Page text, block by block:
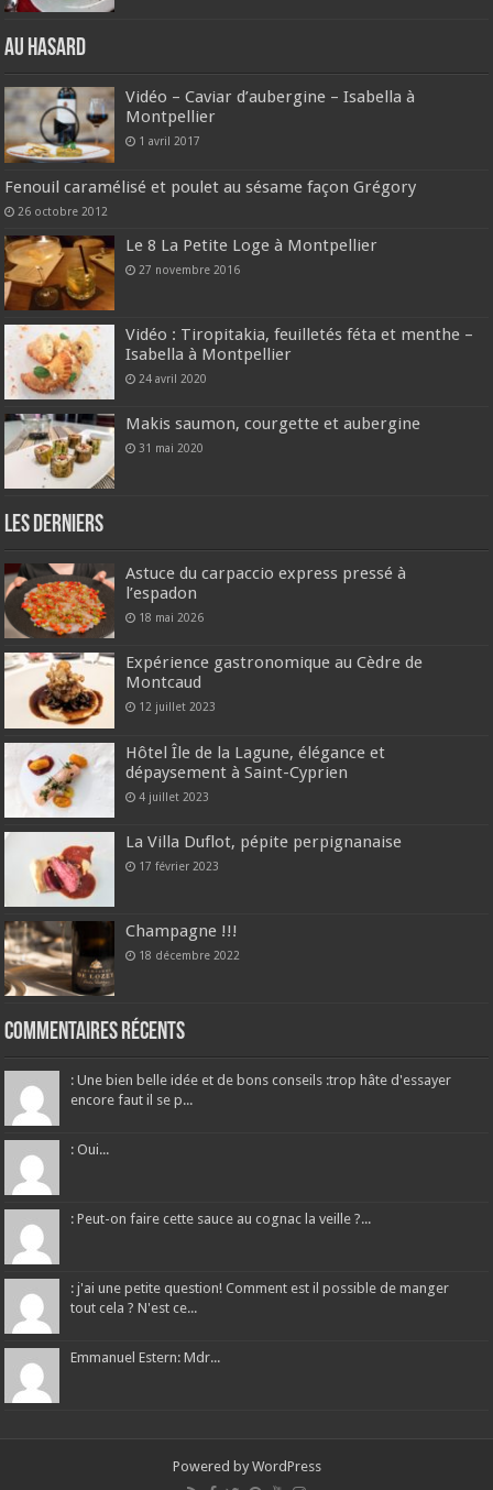
Au hasard
Vidéo – Caviar d’aubergine – Isabella à
Montpellier
1 avril 2017
Fenouil caramélisé et poulet au sésame façon Grégory
26 octobre 2012
Le 8 La Petite Loge à Montpellier
27 novembre 2016
Vidéo : Tiropitakia, feuilletés féta et menthe –
Isabella à Montpellier
24 avril 2020
Makis saumon, courgette et aubergine
31 mai 2020
Les derniers
Astuce du carpaccio express pressé à
l’espadon
18 mai 2026
Expérience gastronomique au Cèdre de
Montcaud
12 juillet 2023
Hôtel Île de la Lagune, élégance et
dépaysement à Saint-Cyprien
4 juillet 2023
La Villa Duflot, pépite perpignanaise
17 février 2023
Champagne !!!
18 décembre 2022
Commentaires récents
: Une bien belle idée et de bons conseils :trop hâte d'essayer
encore faut il se p...
: Oui...
: Peut-on faire cette sauce au cognac la veille ?...
: j'ai une petite question! Comment est il possible de manger
tout cela ? N'est ce...
Emmanuel Estern: Mdr...
Powered by WordPress